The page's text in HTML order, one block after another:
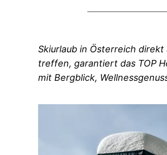
Skiurlaub in Österreich
treffen, garantiert das TOP
mit Bergblick,